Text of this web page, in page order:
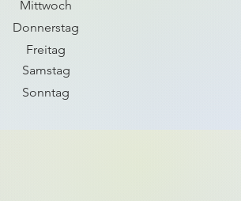
Mittwoch
Donnerstag
Freitag
Samstag
Sonntag